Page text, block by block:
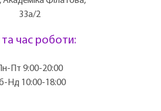
та час роботи:
Пт 9:00-20:00
Нд 10:00-18:00
33а/2